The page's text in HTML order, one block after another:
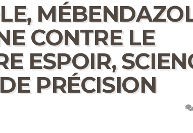
CONTRE LE
ESPOIR,
PRÉCISION